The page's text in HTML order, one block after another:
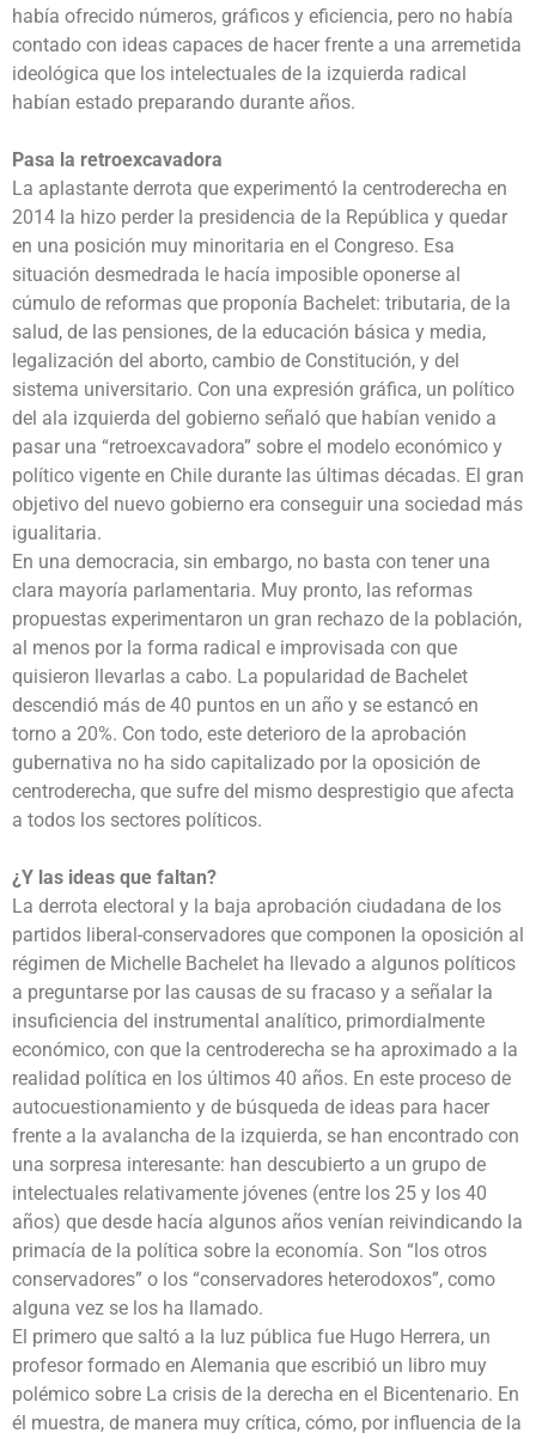
había ofrecido números, gráficos y eficiencia, pero no había
contado con ideas capaces de hacer frente a una arremetida
ideológica que los intelectuales de la izquierda radical
habían estado preparando durante años.
Pasa la retroexcavadora
La aplastante derrota que experimentó la centroderecha en
2014 la hizo perder la presidencia de la República y quedar
en una posición muy minoritaria en el Congreso. Esa
situación desmedrada le hacía imposible oponerse al
cúmulo de reformas que proponía Bachelet: tributaria, de la
salud, de las pensiones, de la educación básica y media,
legalización del aborto, cambio de Constitución, y del
sistema universitario. Con una expresión gráfica, un político
del ala izquierda del gobierno señaló que habían venido a
pasar una “retroexcavadora” sobre el modelo económico y
político vigente en Chile durante las últimas décadas. El gran
objetivo del nuevo gobierno era conseguir una sociedad más
igualitaria.
En una democracia, sin embargo, no basta con tener una
clara mayoría parlamentaria. Muy pronto, las reformas
propuestas experimentaron un gran rechazo de la población,
al menos por la forma radical e improvisada con que
quisieron llevarlas a cabo. La popularidad de Bachelet
descendió más de 40 puntos en un año y se estancó en
torno a 20%. Con todo, este deterioro de la aprobación
gubernativa no ha sido capitalizado por la oposición de
centroderecha, que sufre del mismo desprestigio que afecta
a todos los sectores políticos.
¿Y las ideas que faltan?
La derrota electoral y la baja aprobación ciudadana de los
partidos liberal-conservadores que componen la oposición al
régimen de Michelle Bachelet ha llevado a algunos políticos
a preguntarse por las causas de su fracaso y a señalar la
insuficiencia del instrumental analítico, primordialmente
económico, con que la centroderecha se ha aproximado a la
realidad política en los últimos 40 años. En este proceso de
autocuestionamiento y de búsqueda de ideas para hacer
frente a la avalancha de la izquierda, se han encontrado con
una sorpresa interesante: han descubierto a un grupo de
intelectuales relativamente jóvenes (entre los 25 y los 40
años) que desde hacía algunos años venían reivindicando la
primacía de la política sobre la economía. Son “los otros
conservadores” o los “conservadores heterodoxos”, como
alguna vez se los ha llamado.
El primero que saltó a la luz pública fue Hugo Herrera, un
profesor formado en Alemania que escribió un libro muy
polémico sobre La crisis de la derecha en el Bicentenario. En
él muestra, de manera muy crítica, cómo, por influencia de la